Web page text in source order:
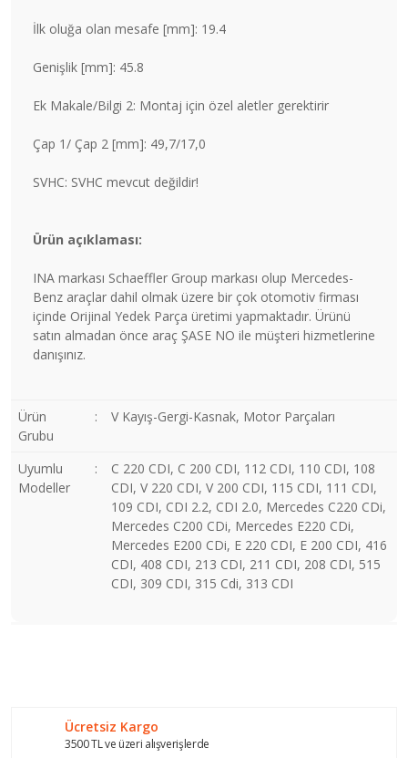
İlk oluğa olan mesafe [mm]: 19.4
Genişlik [mm]: 45.8
Ek Makale/Bilgi 2: Montaj için özel aletler gerektirir
Çap 1/ Çap 2 [mm]: 49,7/17,0
SVHC: SVHC mevcut değildir!
Ürün açıklaması:
INA markası Schaeffler Group markası olup Mercedes-
Benz araçlar dahil olmak üzere bir çok otomotiv firması
içinde Orijinal Yedek Parça üretimi yapmaktadır. Ürünü
satın almadan önce araç ŞASE NO ile müşteri hizmetlerine
danışınız.
Ürün
Grubu
: V Kayış-Gergi-Kasnak, Motor Parçaları
Uyumlu
Modeller
:
C 220 CDI, C 200 CDI, 112 CDI, 110 CDI, 108
CDI, V 220 CDI, V 200 CDI, 115 CDI, 111 CDI,
109 CDI, CDI 2.2, CDI 2.0, Mercedes C220 CDi,
Mercedes C200 CDi, Mercedes E220 CDi,
Mercedes E200 CDi, E 220 CDI, E 200 CDI, 416
CDI, 408 CDI, 213 CDI, 211 CDI, 208 CDI, 515
CDI, 309 CDI, 315 Cdi, 313 CDI
Ürün resmi kalitesiz, bozuk veya görüntülenemiyor.
Ücretsiz Kargo
3500 TL ve üzeri alışverişlerde